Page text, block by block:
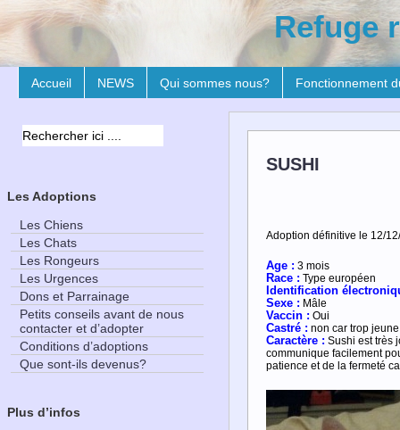
Refuge
Accueil NEWS Qui sommes nous? Fonctionnement
SUSHI
Adoption définitive le 12/
Age : 3 mois
Race : Type européen
Identification
Sexe : Mâle
Vaccin : Oui
Castré : non car trop
Caractère : Sushi est très
communique facilement
patience et de la fermeté
Les Adoptions
Les Chiens
Les Chats
Les Rongeurs
Les Urgences
Dons et Parrainage
Petits conseils avant de nous
contacter et d’adopter
Conditions d’adoptions
Que sont-ils devenus?
Plus d’infos